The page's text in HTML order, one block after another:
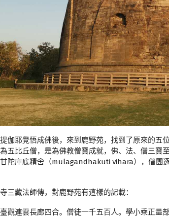
伽耶覺悟成佛後，來到鹿野苑，找到了原來的五
五比丘僧，是為佛教僧寶成就，佛、法、僧三寶
陀庫底精舍（mulagandhakuti vihara），僧團
三藏法師傳，對鹿野苑有這樣的記載：
觀連雲長廊四合。僧徒一千五百人。學小乘正量